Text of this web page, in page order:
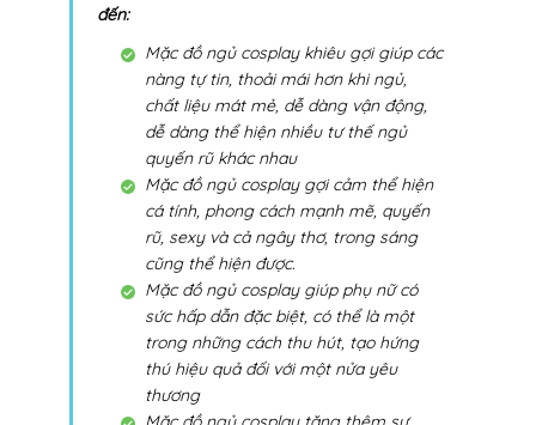
đến:
Mặc đồ ngủ cosplay khiêu gợi giúp các
nàng tự tin, thoải mái hơn khi ngủ,
chất liệu mát mẻ, dễ dàng vận động,
dễ dàng thể hiện nhiều tư thế ngủ
quyến rũ khác nhau
Mặc đồ ngủ cosplay gợi cảm thể hiện
cá tính, phong cách mạnh mẽ, quyến
rũ, sexy và cả ngây thơ, trong sáng
cũng thể hiện được.
Mặc đồ ngủ cosplay giúp phụ nữ có
sức hấp dẫn đặc biệt, có thể là một
trong những cách thu hút, tạo hứng
thú hiệu quả đối với một nửa yêu
thương